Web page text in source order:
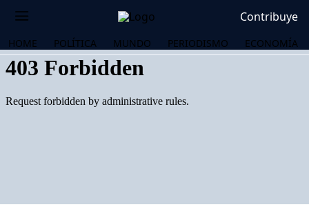
Contribuye
HOME POLÍTICA MUNDO PERIODISMO ECONOMÍA